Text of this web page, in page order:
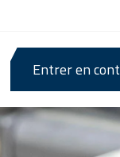
Entrer en